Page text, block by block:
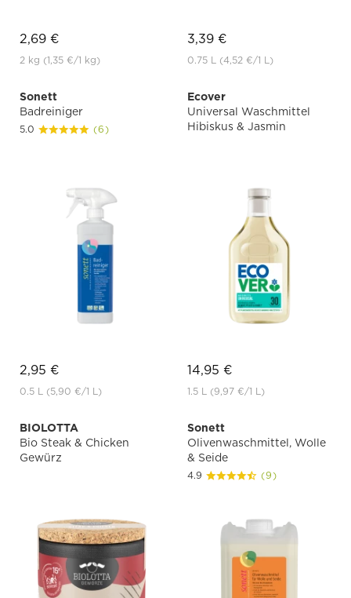
2,69 €
2 kg (1,35 €/1 kg)
3,39 €
0.75 L (4,52 €/1 L)
Sonett
Badreiniger
5.0 (6)
2,95 €
0.5 L (5,90 €/1 L)
Ecover
Universal Waschmittel
Hibiskus & Jasmin
14,95 €
1.5 L (9,97 €/1 L)
BIOLOTTA
Bio Steak & Chicken
Gewürz
Sonett
Olivenwaschmittel, Wolle
& Seide
4.9 (9)